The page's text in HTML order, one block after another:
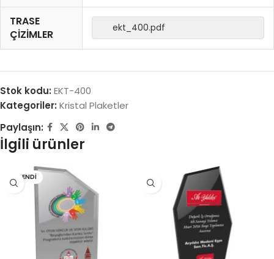
TRASE
ÇIZIMLER
ekt_400.pdf
Stok kodu: EKT-400
Kategoriler: Kristal Plaketler
Paylaşın:
İlgili ürünler
TÜKENDI